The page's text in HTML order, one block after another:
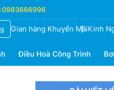
0983666996
Gian hàng Khuyến MãiKinh
Điều Hoà Công Trình